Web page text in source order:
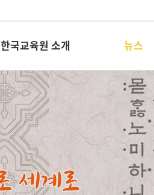
한국교육원 소개 뉴스